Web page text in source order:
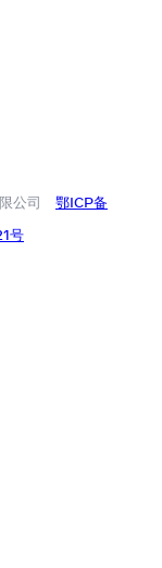
公司
鄂ICP备
号